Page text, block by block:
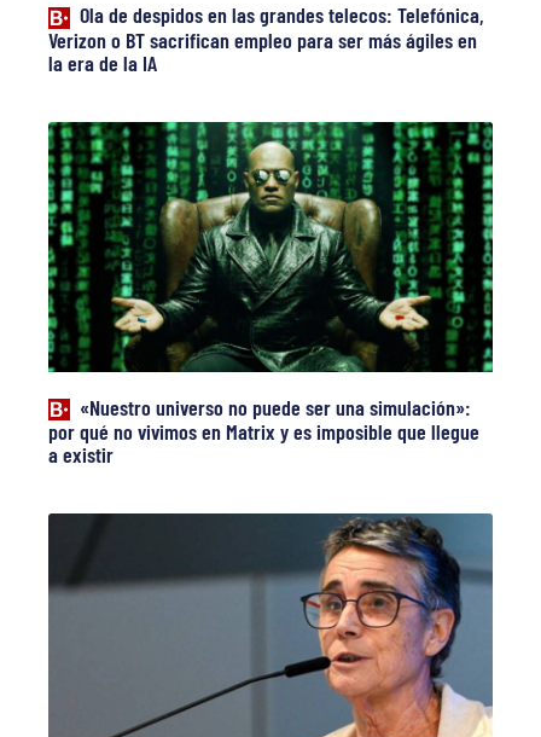
Ola de despidos en las grandes telecos: Telefónica,
Verizon o BT sacrifican empleo para ser más ágiles en
la era de la IA
«Nuestro universo no puede ser una simulación»:
por qué no vivimos en Matrix y es imposible que llegue
a existir